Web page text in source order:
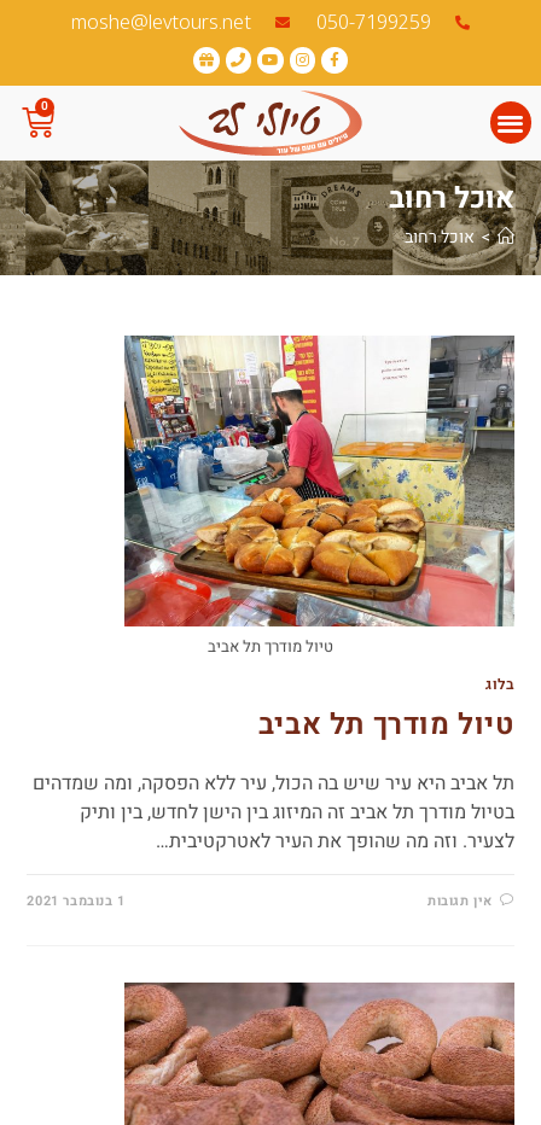
050-7199259‏
moshe@levtours.net
0
אוכל רחוב
> אוכל רחוב
טיול מודרך תל אביב
בלוג
טיול מודרך תל אביב
תל אביב היא עיר שיש בה הכול, עיר ללא הפסקה, ומה שמדהים
בטיול מודרך תל אביב זה המיזוג בין הישן לחדש, בין ותיק
לצעיר. וזה מה שהופך את העיר לאטרקטיבית…
אין תגובות 1 בנובמבר 2021